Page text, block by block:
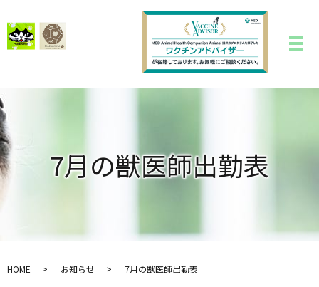
7月の獣医師出勤表
HOME お知らせ 7月の獣医師出勤表